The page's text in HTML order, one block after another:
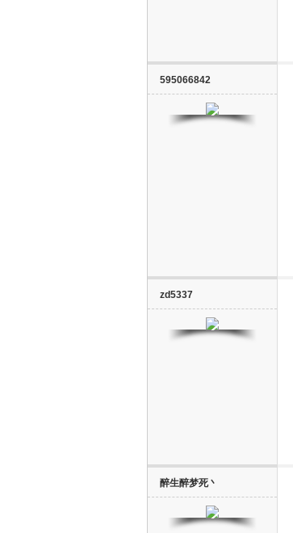
595066842
zd5337
醉生醉梦死丶